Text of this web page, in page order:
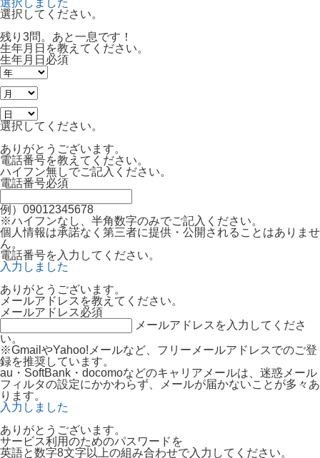
選択してください。
残り3問。あと一息です！
生年月日を教えてください。
生年月日 必須
選択してください。
ありがとうございます。
電話番号を教えてください。
ハイフン無しでご記入ください。
電話番号必須
例）09012345678
※ハイフンなし、半角数字のみでご記入ください。
個人情報は承諾なく第三者に提供・公開されることはありませ
ん。
電話番号を入力してください。
入力しました
ありがとうございます。
メールアドレスを教えてください。
メールアドレス必須
メールアドレスを入力してくださ
い。
※GmailやYahoo!メールなど、フリーメールアドレスでのご登
録を推奨しています。
au・SoftBank・docomoなどのキャリアメールは、迷惑メール
フィルタの設定にかかわらず、メールが届かないことが多々あ
ります。
入力しました
ありがとうございます。
サービス利用のためのパスワードを
英語と数字8文字以上の組み合わせで入力してください。